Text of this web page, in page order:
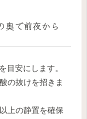
奥で前夜から
目安にします。
の抜けを招きま
上の静置を確保